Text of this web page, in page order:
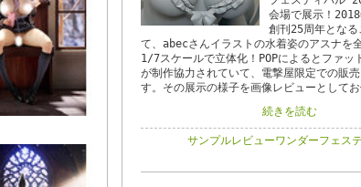
会場で展示！
創刊25周年となる
て、abecさんイラストの水着姿のアスナを
1/7スケールで立体化！POPによるとファッ
が制作協力されていて、電撃屋限定での販
す。その展示の様子を画像レビューとしてお
続きを読む
サンプルレビューワンダーフェス